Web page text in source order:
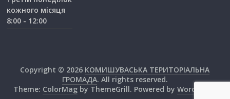
кожного мiсяця
8:00 - 12:00
Copyright © 2026 КОМИШУВАСЬКА ТЕРИТОРІАЛЬНА
ГРОМАДА. All rights reserved.
Theme: ColorMagby ThemeGrill. Powered by WordPress